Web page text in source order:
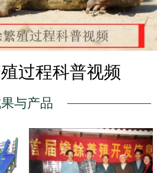
过程科普视频
与产品